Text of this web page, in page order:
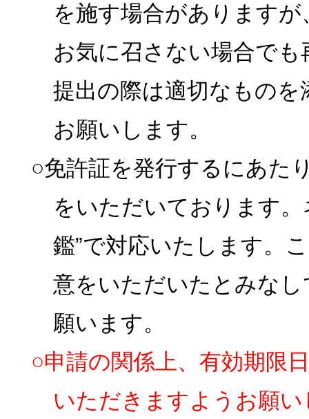
を施す場合があります
お気に召さない場合で
提出の際は適切なもの
お願いします。
○免許証を発行するにあた
をいただいております
鑑”で対応いたします。
意をいただいたとみな
願います。
○申請の関係上、有効期限
いただきますようお願